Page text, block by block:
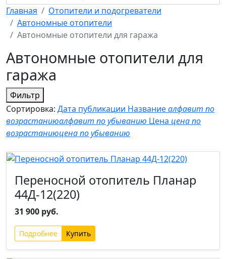
Главная
Отопители и подогреватели
Автономные отопители
Автономные отопители для гаража
Автономные отопители для
гаража
Фильтр
Сортировка: Дата публикации Названиеалфавит по
возрастаниюалфавит по убыванию Цена цена по
возрастаниюцена по убыванию
Переносной отопитель Планар
44Д-12(220)
31 900 руб.
Подробнее